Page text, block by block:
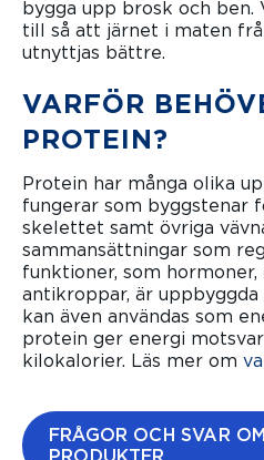
bygga upp brosk och
till så att järnet i maten
utnyttjas bättre.
VARFÖR
PROTEIN?
Protein har många olika
fungerar som byggstenar
skelettet samt övriga
sammansättningar som
funktioner, som hormoner,
antikroppar, är
kan även användas som
protein ger energi
kilokalorier. Läs mer om
FRÅGOR OCH SVAR